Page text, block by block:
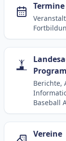
Termine
Berichte,
Baseball
Vereine